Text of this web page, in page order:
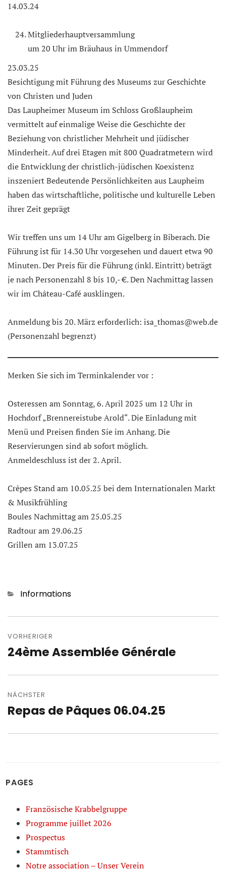
14.03.24
Mitgliederhauptversammlung
um 20 Uhr im Bräuhaus in Ummendorf
23.03.25
Besichtigung mit Führung des Museums zur Geschichte
von Christen und Juden
Das Laupheimer Museum im Schloss Großlaupheim
vermittelt auf einmalige Weise die Geschichte der
Beziehung von christlicher Mehrheit und jüdischer
Minderheit. Auf drei Etagen mit 800 Quadratmetern wird
die Entwicklung der christlich-jüdischen Koexistenz
inszeniert Bedeutende Persönlichkeiten aus Laupheim
haben das wirtschaftliche, politische und kulturelle Leben
ihrer Zeit geprägt
Wir treffen uns um 14 Uhr am Gigelberg in Biberach. Die
Führung ist für 14.30 Uhr vorgesehen und dauert etwa 90
Minuten. Der Preis für die Führung (inkl. Eintritt) beträgt
je nach Personenzahl 8 bis 10,- €. Den Nachmittag lassen
wir im Château-Café ausklingen.
Anmeldung bis 20. März erforderlich: isa_thomas@web.de
(Personenzahl begrenzt)
Merken Sie sich im Terminkalender vor :
Osteressen am Sonntag, 6. April 2025 um 12 Uhr in
Hochdorf „Brennereistube Arold“. Die Einladung mit
Menü und Preisen finden Sie im Anhang. Die
Reservierungen sind ab sofort möglich.
Anmeldeschluss ist der 2. April.
Crêpes Stand am 10.05.25 bei dem Internationalen Markt
& Musikfrühling
Boules Nachmittag am 25.05.25
Radtour am 29.06.25
Grillen am 13.07.25
Kategorien
Informations
VORHERIGER
Vorheriger
24ème Assemblée Générale
NÄCHSTER
Nächster
Repas de Pâques 06.04.25
PAGES
Französische Krabbelgruppe
Programme juillet 2026
Prospectus
Stammtisch
Notre association – Unser Verein